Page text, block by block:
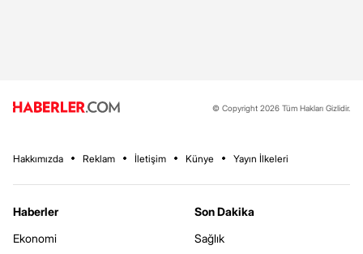
© Copyright 2026 Tüm Hakları Gizlidir.
Hakkımızda Reklam İletişim Künye Yayın İlkeleri
Haberler
Ekonomi
Son Dakika
Sağlık